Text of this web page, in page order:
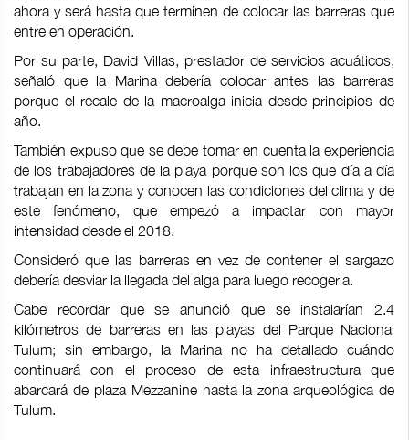
ahora y será hasta que terminen de colocar las barreras que
entre en operación.
Por su parte, David Villas, prestador de servicios acuáticos,
señaló que la Marina debería colocar antes las barreras
porque el recale de la macroalga inicia desde principios de
año.
También expuso que se debe tomar en cuenta la experiencia
de los trabajadores de la playa porque son los que día a día
trabajan en la zona y conocen las condiciones del clima y de
este fenómeno, que empezó a impactar con mayor
intensidad desde el 2018.
Consideró que las barreras en vez de contener el sargazo
debería desviar la llegada del alga para luego recogerla.
Cabe recordar que se anunció que se instalarían 2.4
kilómetros de barreras en las playas del Parque Nacional
Tulum; sin embargo, la Marina no ha detallado cuándo
continuará con el proceso de esta infraestructura que
abarcará de plaza Mezzanine hasta la zona arqueológica de
Tulum.